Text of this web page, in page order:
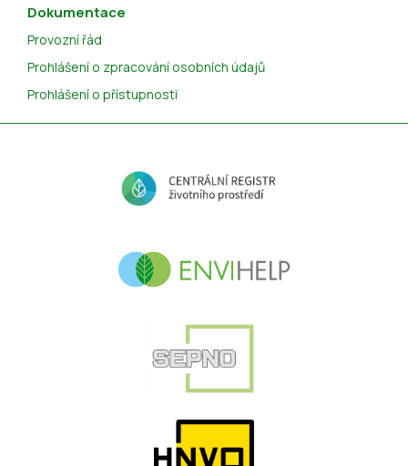
Dokumentace
Provozní řád
Prohlášení o zpracování osobních údajů
Prohlášení o přístupnosti